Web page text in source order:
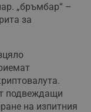
„бръмбар“ –
за
подвеждащи
на изпитния